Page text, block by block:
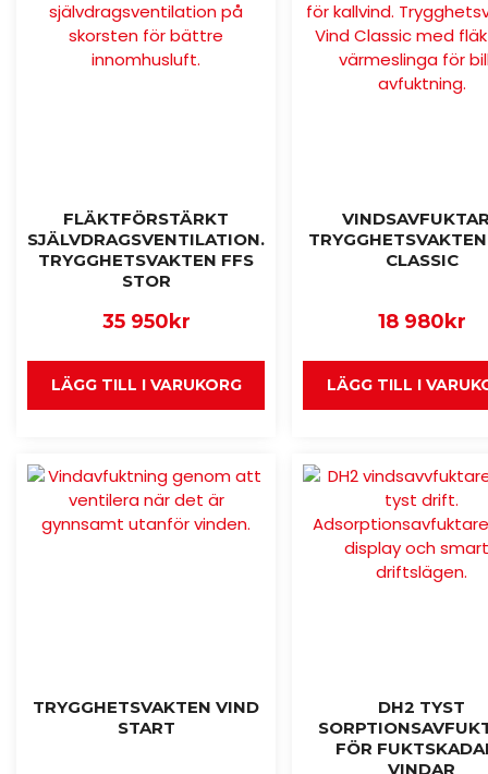
FLÄKTFÖRSTÄRKT
SJÄLVDRAGSVENTILATION.
TRYGGHETSVAKTEN FFS
STOR
35 950kr
LÄGG TILL I VARUKORG
CLASSIC
18 980kr
LÄGG TILL I
TRYGGHETSVAKTEN VIND
START
DH2 TYST
FÖR
VINDAR